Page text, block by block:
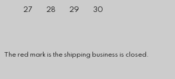
27 28 29 30
shipping business is closed.